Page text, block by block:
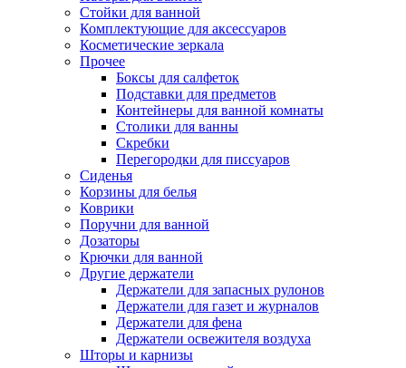
Стойки для ванной
Комплектующие для аксессуаров
Косметические зеркала
Прочее
Боксы для салфеток
Подставки для предметов
Контейнеры для ванной комнаты
Столики для ванны
Скребки
Перегородки для писсуаров
Сиденья
Корзины для белья
Коврики
Поручни для ванной
Дозаторы
Крючки для ванной
Другие держатели
Держатели для запасных рулонов
Держатели для газет и журналов
Держатели для фена
Держатели освежителя воздуха
Шторы и карнизы